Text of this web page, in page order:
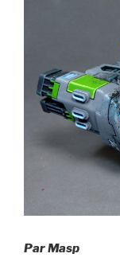
Par Masp